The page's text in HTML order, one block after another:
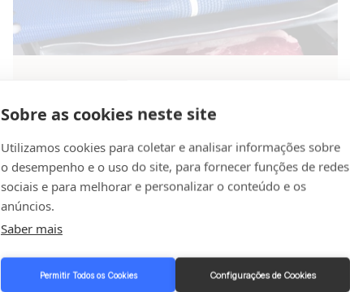
Sobre as cookies neste site
Utilizamos cookies para coletar e analisar informações sobre
o desempenho e o uso do site, para fornecer funções de redes
sociais e para melhorar e personalizar o conteúdo e os
anúncios.
Saber mais
Permitir Todos os Cookies Configurações de Cookies
Linhas de Bifes de
Músculo Inteiro
Porcionamento e empacotamento de
carne fresca desossada em pacotes de
peso fixo.